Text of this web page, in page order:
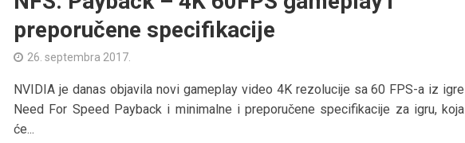
preporučene specifikacije
26. septembra 2017.
NVIDIA je danas objavila novi gameplay video 4K rezolucije sa 60 FPS-a iz igre
Need For Speed Payback i minimalne i preporučene specifikacije za igru, koja
će...